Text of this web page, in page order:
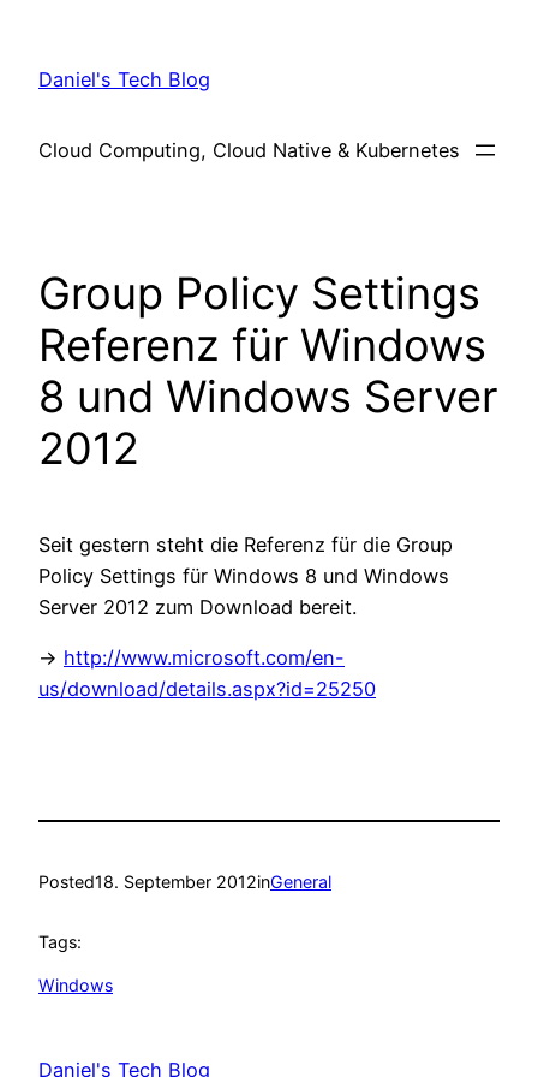
content
Daniel's Tech Blog
Cloud Computing, Cloud Native & Kubernetes
Group Policy Settings
Referenz für Windows
8 und Windows Server
2012
Seit gestern steht die Referenz für die Group
Policy Settings für Windows 8 und Windows
Server 2012 zum Download bereit.
-> http://www.microsoft.com/en-
us/download/details.aspx?id=25250
Posted18. September 2012inGeneral
Tags:
Windows
Daniel's Tech Blog